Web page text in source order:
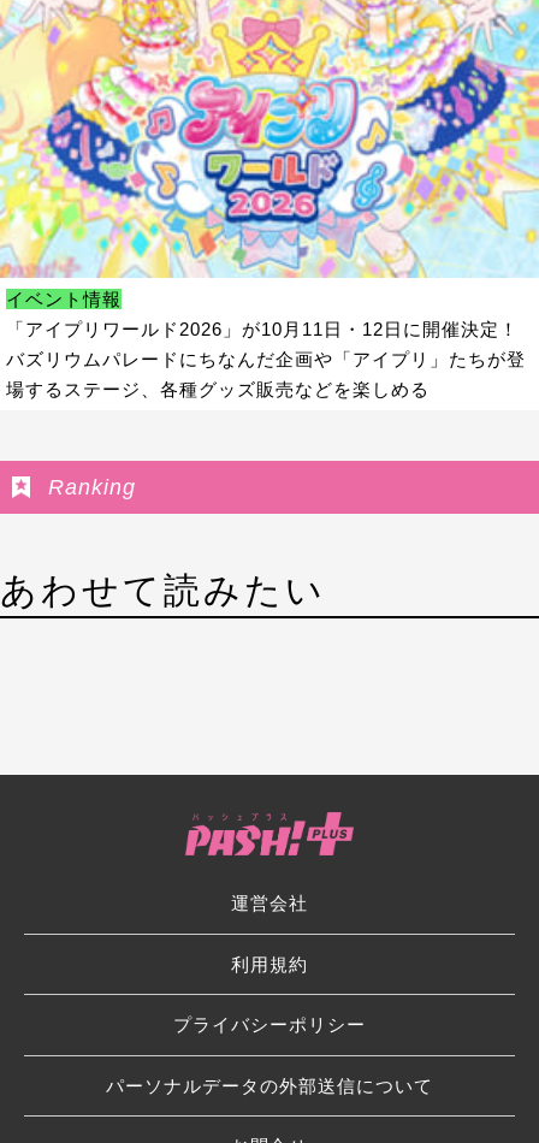
イベント情報
「アイプリワールド2026」が10月11日・12日に開催決定！
バズリウムパレードにちなんだ企画や「アイプリ」たちが登
場するステージ、各種グッズ販売などを楽しめる
Ranking
あわせて読みたい
運営会社
利用規約
プライバシーポリシー
パーソナルデータの外部送信について